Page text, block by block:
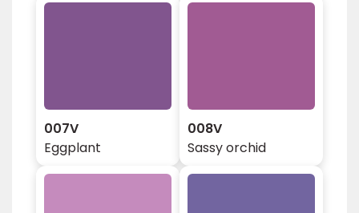
007V
Eggplant
008V
Sassy orchid